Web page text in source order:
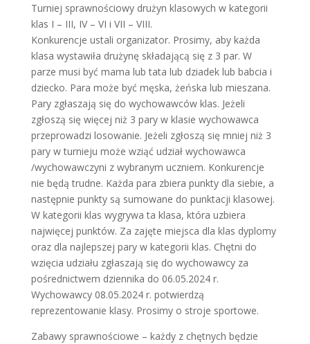
Turniej sprawnościowy drużyn klasowych w kategorii
klas I – III, IV – VI i VII – VIII.
Konkurencje ustali organizator. Prosimy, aby każda
klasa wystawiła drużynę składającą się z 3 par. W
parze musi być mama lub tata lub dziadek lub babcia i
dziecko. Para może być męska, żeńska lub mieszana.
Pary zgłaszają się do wychowawców klas. Jeżeli
zgłoszą się więcej niż 3 pary w klasie wychowawca
przeprowadzi losowanie. Jeżeli zgłoszą się mniej niż 3
pary w turnieju może wziąć udział wychowawca
/wychowawczyni z wybranym uczniem. Konkurencje
nie będą trudne. Każda para zbiera punkty dla siebie, a
następnie punkty są sumowane do punktacji klasowej.
W kategorii klas wygrywa ta klasa, która uzbiera
najwięcej punktów. Za zajęte miejsca dla klas dyplomy
oraz dla najlepszej pary w kategorii klas. Chętni do
wzięcia udziału zgłaszają się do wychowawcy za
pośrednictwem dziennika do 06.05.2024 r.
Wychowawcy 08.05.2024 r. potwierdzą
reprezentowanie klasy. Prosimy o stroje sportowe.
Zabawy sprawnościowe – każdy z chętnych będzie